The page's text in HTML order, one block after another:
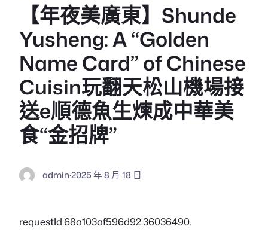
【年夜美廣東】Shunde
Yusheng: A “Golden
Name Card” of Chinese
Cuisin玩翻天松山機場接
送e順德魚生煉成中華美
食“金招牌”
admin·2025 年 8 月 18 日
requestId:68a103af596d92.36036490.